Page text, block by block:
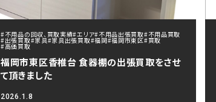
#不用品の回収、買取実績#エリア#不用品出張買取#不用品買取
#出張買取#家具#家具出張買取#福岡#福岡市東区#買取
#高価買取
福岡市東区香椎台 食器棚の出張買取をさせ
て頂きました
2026.1.8